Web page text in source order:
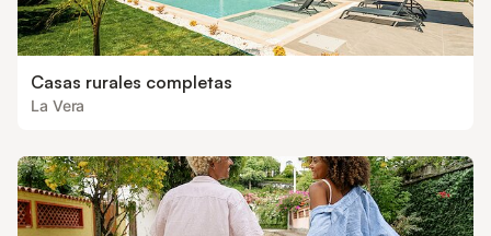
Casas rurales completas
La Vera